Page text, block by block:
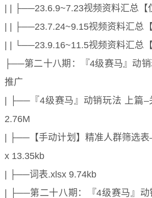
| | ├──23.6.9~7.23视频资料汇总【
| | ├──23.7.24~9.15视频资料汇总【
| | └──23.9.16~11.5视频资料汇总【
├──第二十八期：『4级赛马』动
推广
| ├──『4级赛马』动销玩法 上篇–
2.76M
| ├──【手动计划】精准人群筛选表
x 13.35kb
| ├──词表.xlsx 9.74kb
| ├──第二十八期：『4级赛马』动